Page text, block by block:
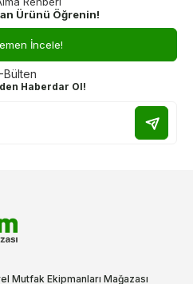
Ürünü Öğrenin!
İncele!
Bülten
Haberdar Ol!
Mutfak Ekipmanları Mağazası